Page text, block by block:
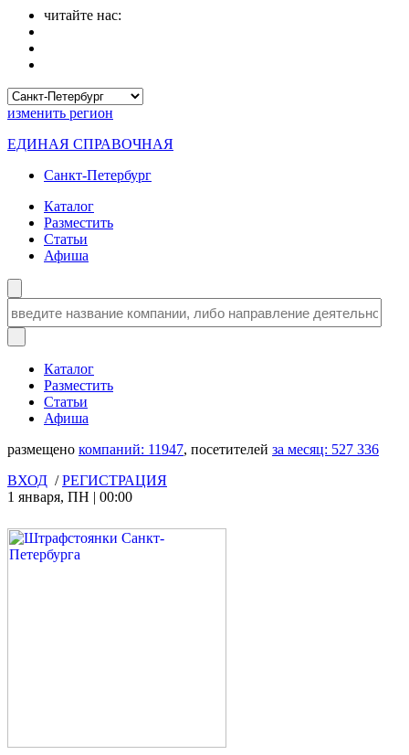
читайте нас:
изменить регион
ЕДИНАЯ СПРАВОЧНАЯ
Санкт-Петербург
Каталог
Разместить
Статьи
Афиша
Каталог
Разместить
Статьи
Афиша
размещено компаний: 11947, посетителей за месяц: 527 336
ВХОД /РЕГИСТРАЦИЯ
1 января, ПН | 00:00